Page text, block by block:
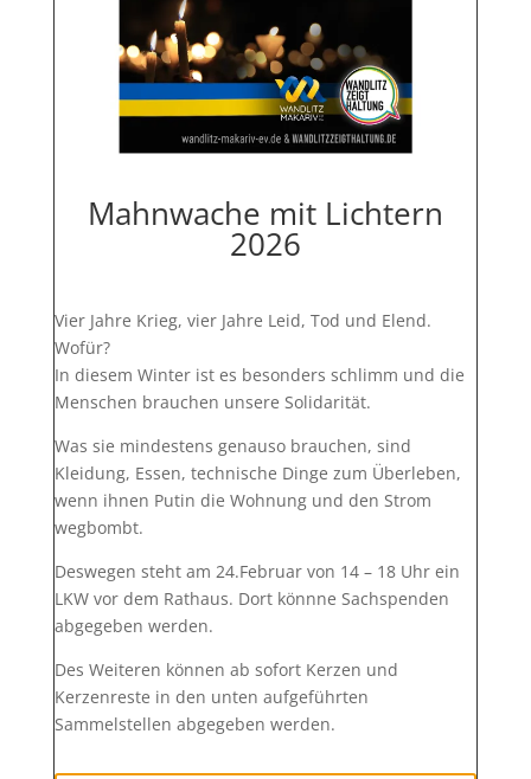
Mahnwache mit Lichtern
2026
Vier Jahre Krieg, vier Jahre Leid, Tod und Elend.
Wofür?
In diesem Winter ist es besonders schlimm und die
Menschen brauchen unsere Solidarität.
Was sie mindestens genauso brauchen, sind
Kleidung, Essen, technische Dinge zum Überleben,
wenn ihnen Putin die Wohnung und den Strom
wegbombt.
Deswegen steht am 24.Februar von 14 – 18 Uhr ein
LKW vor dem Rathaus. Dort könnne Sachspenden
abgegeben werden.
Des Weiteren können ab sofort Kerzen und
Kerzenreste in den unten aufgeführten
Sammelstellen abgegeben werden.